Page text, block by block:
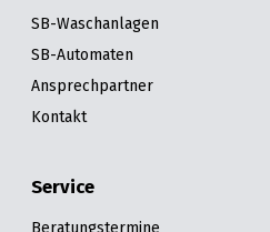
SB-Waschanlagen
SB-Automaten
Ansprechpartner
Kontakt
Service